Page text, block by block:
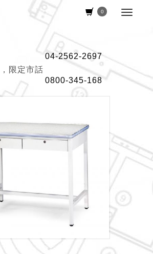
0
04-2562-2697
限定市話
0800-345-168